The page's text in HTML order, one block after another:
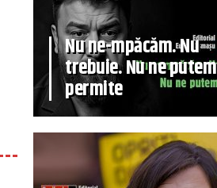
Nu ne-mpăcăm. Nu
trebuie. Nu ne putem
permite